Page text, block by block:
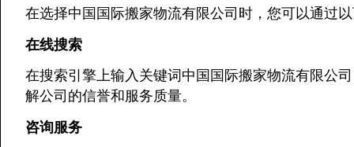
在选择中国国际搬家物流有限公司时，您可以通过
在线搜索
在搜索引擎上输入关键词中国国际搬家物流有限公
解公司的信誉和服务质量。
咨询服务